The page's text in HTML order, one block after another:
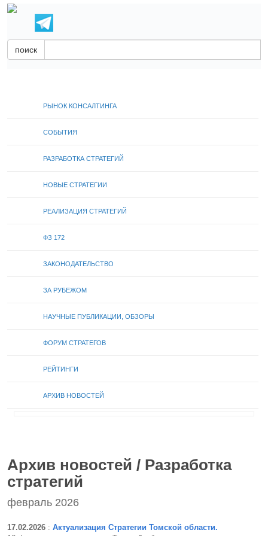
поиск
РЫНОК КОНСАЛТИНГА
СОБЫТИЯ
РАЗРАБОТКА СТРАТЕГИЙ
НОВЫЕ СТРАТЕГИИ
РЕАЛИЗАЦИЯ СТРАТЕГИЙ
ФЗ 172
ЗАКОНОДАТЕЛЬСТВО
ЗА РУБЕЖОМ
НАУЧНЫЕ ПУБЛИКАЦИИ, ОБЗОРЫ
ФОРУМ СТРАТЕГОВ
РЕЙТИНГИ
АРХИВ НОВОСТЕЙ
Архив новостей / Разработка
стратегий
февраль 2026
17.02.2026 : Актуализация Стратегии Томской области.